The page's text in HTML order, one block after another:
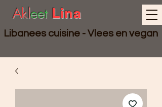
Akleet Lina
Libanees cuisine - Vlees en vegan